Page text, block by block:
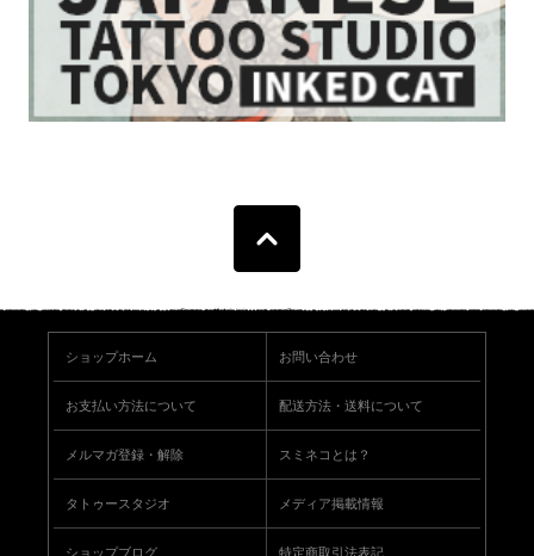
ショップホーム お問い合わせ
お支払い方法について 配送方法・送料について
メルマガ登録・解除 スミネコとは？
タトゥースタジオ メディア掲載情報
ショップブログ 特定商取引法表記